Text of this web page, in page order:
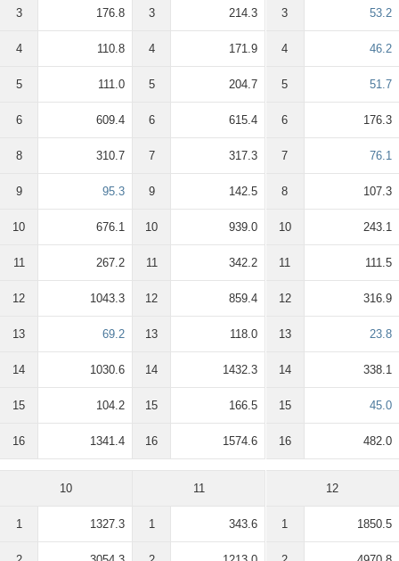
3 176.8
4 110.8
5 111.0
6 609.4
8 310.7
9 95.3
10 676.1
11 267.2
12 1043.3
13 69.2
14 1030.6
15 104.2
16 1341.4
3 214.3
4 171.9
5 204.7
6 615.4
7 317.3
9 142.5
10 939.0
11 342.2
12 859.4
13 118.0
14 1432.3
15 166.5
16 1574.6
3 53.2
4 46.2
5 51.7
6 176.3
7 76.1
8 107.3
10 243.1
11 111.5
12 316.9
13 23.8
14 338.1
15 45.0
16 482.0
10
1 1327.3
11
1 343.6
12
1 1850.5